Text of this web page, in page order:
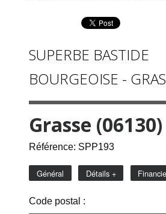
SUPERBE BASTIDE
BOURGEOISE -
Grasse (06130)
Référence: SPP193
Général Détails +
Code postal :